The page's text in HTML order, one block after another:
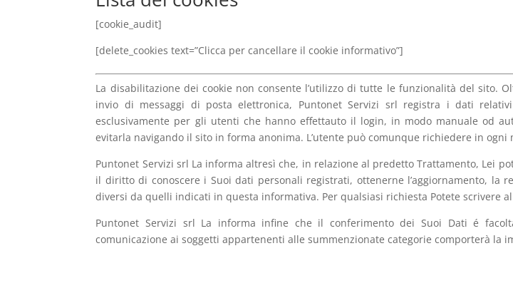
[cookie_audit]
[delete_cookies text=”Clicca per cancellare il cookie informativo”]
La disabilitazione dei cookie non consente l’utilizzo di tutte le funzionalità del
invio di messaggi di posta elettronica, Puntonet Servizi srl registra i dati
esclusivamente per gli utenti che hanno effettauto il login, in modo manuale od
evitarla navigando il sito in forma anonima. L’utente può comunque richiedere in
Puntonet Servizi srl La informa altresì che, in relazione al predetto Trattamento, Lei
il diritto di conoscere i Suoi dati personali registrati, ottenerne l’aggiornamento,
diversi da quelli indicati in questa informativa. Per qualsiasi richiesta Potete scrivere
Puntonet Servizi srl La informa infine che il conferimento dei Suoi Dati é
comunicazione ai soggetti appartenenti alle summenzionate categorie comporterà la